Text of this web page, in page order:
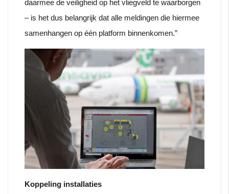
daarmee de veiligheid op het vliegveld te waarborgen
– is het dus belangrijk dat alle meldingen die hiermee
samenhangen op één platform binnenkomen.”
Koppeling installaties